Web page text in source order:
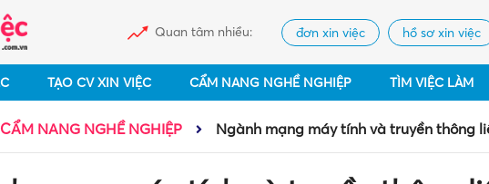
Quan tâm nhiều: đơn xin việc hồ sơ xin việc
TẠO CV XIN VIỆC CẨM NANG NGHỀ NGHIỆP TÌM VIỆC LÀM
CẨM NANG NGHỀ NGHIỆP Ngành mạng máy tính và truyền thông